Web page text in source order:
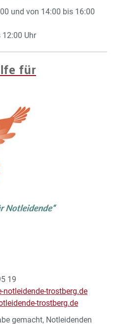
und von 14:00 bis 16:00
Uhr
für
19
notleidende-trostberg.de
trostberg.de
gemacht, Notleidenden